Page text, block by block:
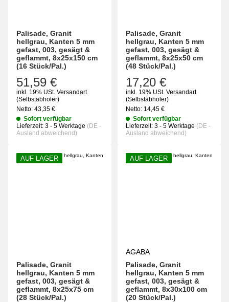
Palisade, Granit
hellgrau, Kanten 5 mm
gefast, 003, gesägt &
geflammt, 8x25x150 cm
(16 Stück/Pal.)
51,59 €
inkl. 19% USt. Versandart
(Selbstabholer)
Netto: 43,35 €
Sofort verfügbar
Lieferzeit: 3 - 5 Werktage (DE -
Ausland abweichend)
Palisade, Granit
hellgrau, Kanten 5 mm
gefast, 003, gesägt &
geflammt, 8x25x50 cm
(48 Stück/Pal.)
17,20 €
inkl. 19% USt. Versandart
(Selbstabholer)
Netto: 14,45 €
Sofort verfügbar
Lieferzeit: 3 - 5 Werktage (DE -
Ausland abweichend)
AUF LAGER
Palisade, Granit
hellgrau, Kanten 5 mm
gefast, 003, gesägt &
geflammt, 8x25x75 cm
(28 Stück/Pal.)
AUF LAGER
AGABA
Palisade, Granit
hellgrau, Kanten 5 mm
gefast, 003, gesägt &
geflammt, 8x30x100 cm
(20 Stück/Pal.)